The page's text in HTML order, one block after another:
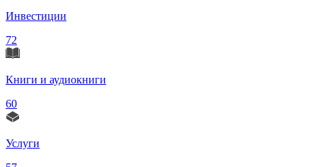
Инвестиции
72
Книги и аудиокниги
60
Услуги